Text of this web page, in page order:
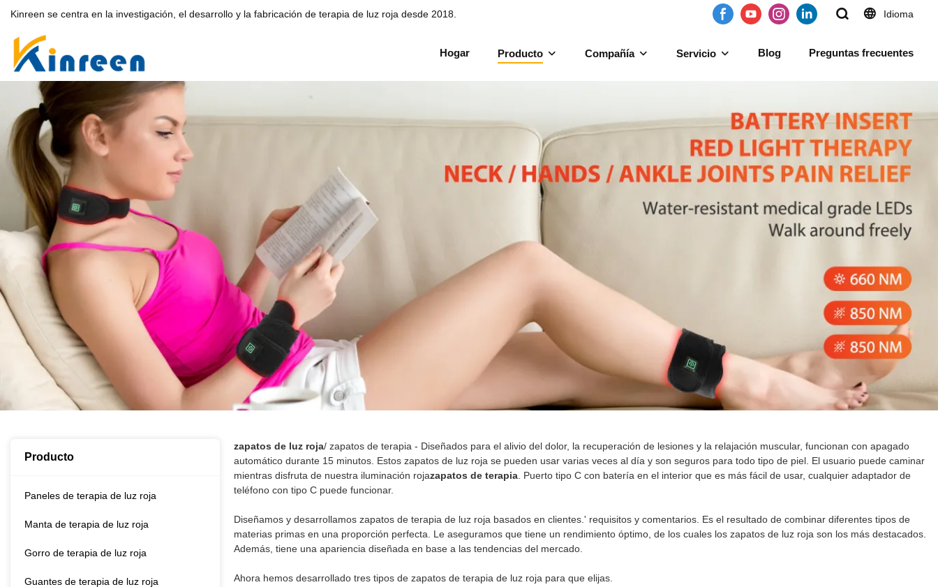
Kinreen se centra en la investigación, el desarrollo y la fabricación de terapia de luz roja desde 2018. Idioma
Hogar Producto Compañía Servicio Blog Preguntas frecuentes
Zapatos de terapia de luz roja
Zapatos de terapia de luz roja
Producto
Paneles de terapia de luz roja
Manta de terapia de luz roja
Gorro de terapia de luz roja
Guantes de terapia de luz roja
zapatos de luz roja/ zapatos de terapia - Diseñados para el alivio del dolor, la recuperación de lesiones y la relajación muscular, funcionan con apagado
automático durante 15 minutos. Estos zapatos de luz roja se pueden usar varias veces al día y son seguros para todo tipo de piel. El usuario puede caminar
mientras disfruta de nuestra iluminación rojazapatos de terapia . Puerto tipo C con batería en el interior que es más fácil de usar, cualquier adaptador de
teléfono con tipo C puede funcionar.
Diseñamos y desarrollamos zapatos de terapia de luz roja basados ​​en clientes.' requisitos y comentarios. Es el resultado de combinar diferentes tipos de
materias primas en una proporción perfecta. Le aseguramos que tiene un rendimiento óptimo, de los cuales los zapatos de luz roja son los más destacados.
Además, tiene una apariencia diseñada en base a las tendencias del mercado.
Ahora hemos desarrollado tres tipos de zapatos de terapia de luz roja para que elijas.